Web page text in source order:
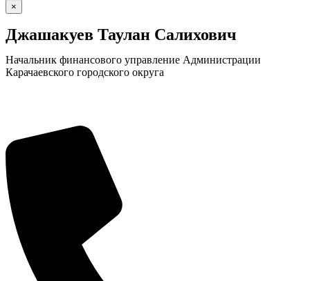
×
Джашакуев Таулан Салихович
Начальник финансового управление Администрации
Карачаевского городского округа